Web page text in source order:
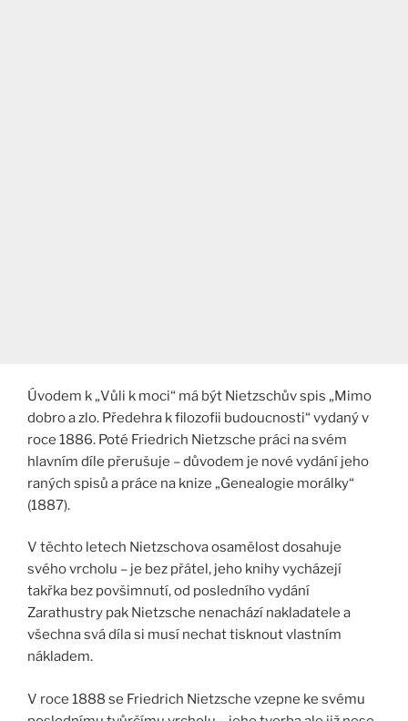
Úvodem k „Vůli k moci“ má být Nietzschův spis „Mimo
dobro a zlo. Předehra k filozofii budoucnosti“ vydaný v
roce 1886. Poté Friedrich Nietzsche práci na svém
hlavním díle přerušuje – důvodem je nové vydání jeho
raných spisů a práce na knize „Genealogie morálky“
(1887).
V těchto letech Nietzschova osamělost dosahuje
svého vrcholu – je bez přátel, jeho knihy vycházejí
takřka bez povšimnutí, od posledního vydání
Zarathustry pak Nietzsche nenachází nakladatele a
všechna svá díla si musí nechat tisknout vlastním
nákladem.
V roce 1888 se Friedrich Nietzsche vzepne ke svému